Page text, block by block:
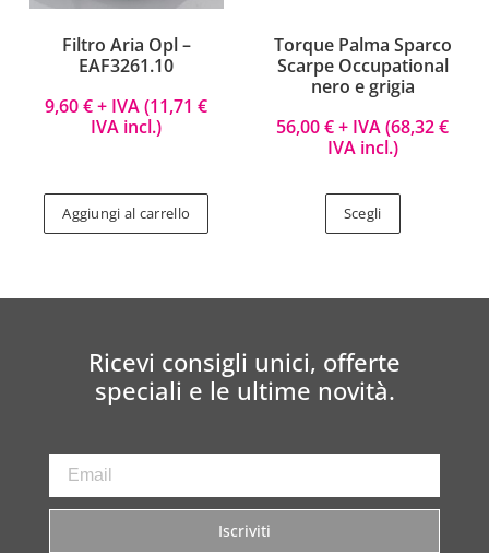
Filtro Aria Opl –
EAF3261.10
9,60€+ IVA (11,71€
IVA incl.)
Aggiungi al carrello
Torque Palma Sparco
Scarpe Occupational
nero e grigia
56,00€+ IVA (68,32€
IVA incl.)
Scegli
Ricevi consigli unici, offerte
speciali e le ultime novità.
Iscriviti